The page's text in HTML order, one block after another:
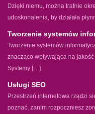
Dzięki niemu, można trafnie
udoskonalenia, by działała
Tworzenie systemów
Tworzenie systemów
znacząco wpływająca na
Systemy […]
Usługi SEO
Przestrzeń internetowa rządzi
poznać, zanim rozpoczniesz